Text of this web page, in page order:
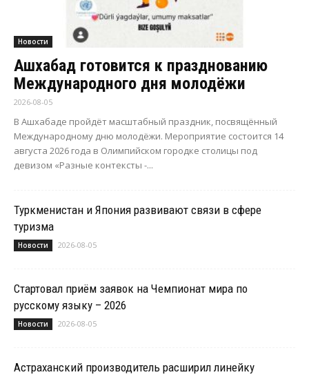
Новости
Ашхабад готовится к празднованию
Международного дня молодёжи
2026-08-05
В Ашхабаде пройдёт масштабный праздник, посвящённый
Международному дню молодёжи. Мероприятие состоится 14
августа 2026 года в Олимпийском городке столицы под
девизом «Разные контексты -...
Туркменистан и Япония развивают связи в сфере
туризма
Новости 2026-08-05
Стартовал приём заявок на Чемпионат мира по
русскому языку – 2026
Новости 2026-08-05
Астраханский производитель расширил линейку